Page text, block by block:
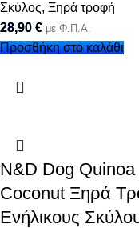
Σκύλος, Ξηρά τροφή
28,90 € με Φ.Π.Α.
Προσθήκη στο καλάθι
N&D Dog
Coconut Ξηρά
Ενήλικους